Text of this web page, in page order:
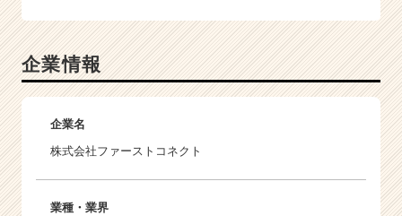
企業情報
企業名
株式会社ファーストコネクト
業種・業界